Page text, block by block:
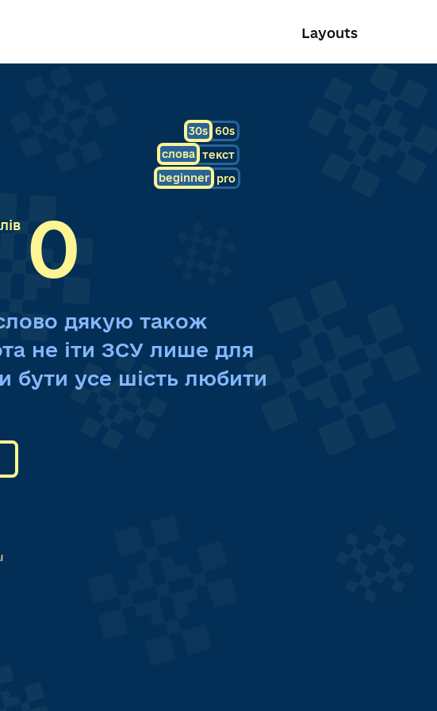
Layouts
30s 60s
слова текст
beginner
pro
0
дякую також
не іти ЗСУ лише для
бути усе шість любити